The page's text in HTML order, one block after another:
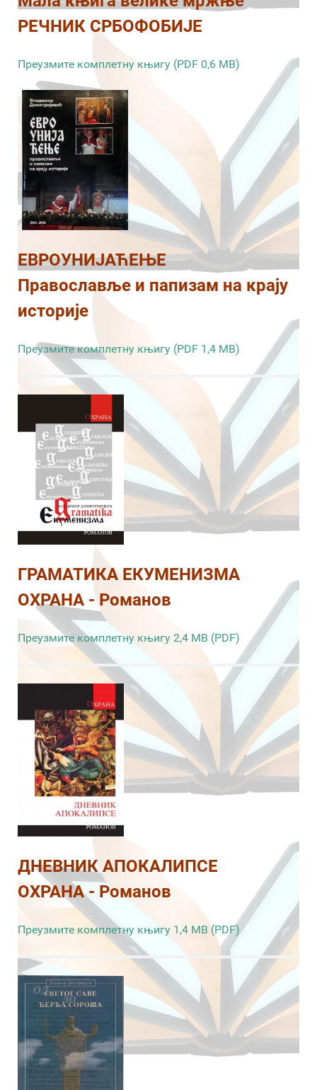
РЕЧНИК СРБОФОБИЈЕ
Преузмите комплетну књигу (PDF 0,6 MB)
ЕВРОУНИЈАЋЕЊЕ
Православље и папизам на крају
историје
Преузмите комплетну књигу (PDF 1,4 MB)
ГРАМАТИКА ЕКУМЕНИЗМА
ОХРАНА - Романов
Преузмите комплетну књигу 2,4 MB (PDF)
ДНЕВНИК АПОКАЛИПСЕ
ОХРАНА - Романов
Преузмите комплетну књигу 1,4 MB (PDF)